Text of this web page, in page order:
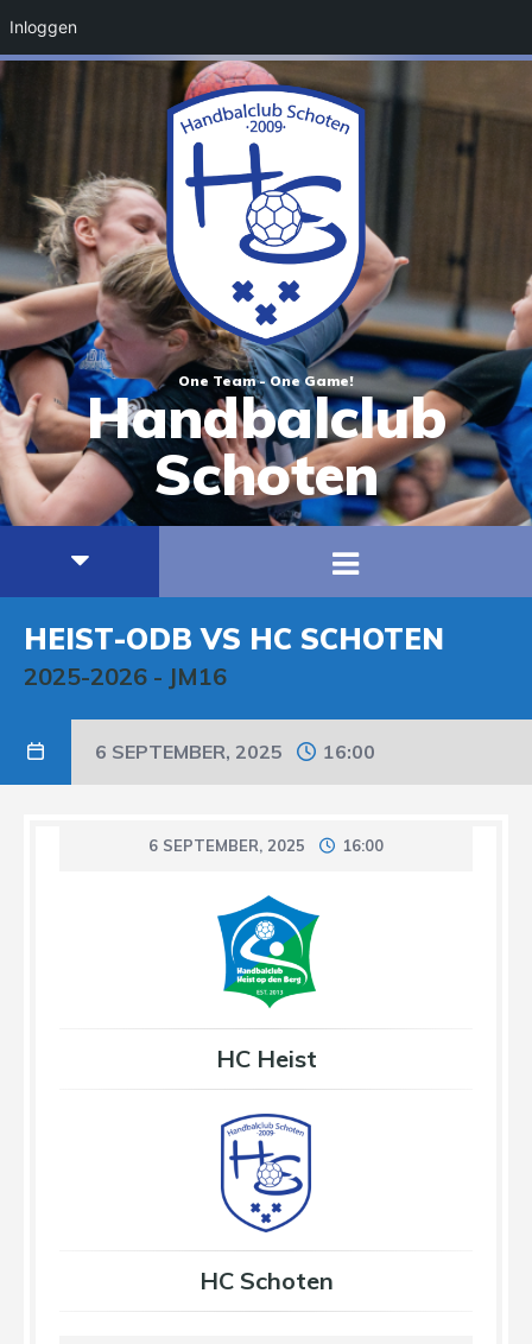
One Team - One Game!
Handbalclub
Schoten
HEIST-ODB VS HC SCHOTEN
2025-2026 - JM16
6 SEPTEMBER, 2025 16:00
6 SEPTEMBER, 2025 16:00
HC Heist
HC Schoten
Inloggen